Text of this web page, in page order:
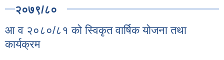
२०७९/८०
आ व २०८०/८१ को स्विकृत वार्षिक योजना तथा
कार्यक्रम